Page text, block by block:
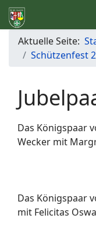
Aktuelle Seite:
Schützenfest
Das Königspaar
Wecker mit
Das Königspaar
mit Felicitas